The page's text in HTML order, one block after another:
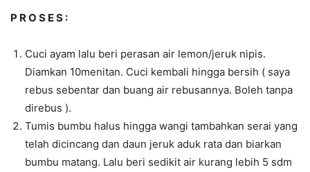
P R O S E S :
Cuci ayam lalu beri perasan air lemon/jeruk nipis.
Diamkan 10menitan. Cuci kembali hingga bersih ( saya
rebus sebentar dan buang air rebusannya. Boleh tanpa
direbus ).
Tumis bumbu halus hingga wangi tambahkan serai yang
telah dicincang dan daun jeruk aduk rata dan biarkan
bumbu matang. Lalu beri sedikit air kurang lebih 5 sdm